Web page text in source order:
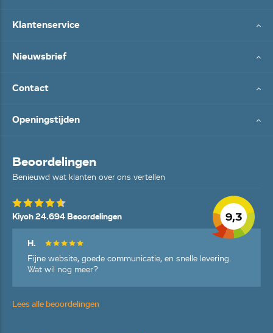
Klantenservice
Nieuwsbrief
Contact
Openingstijden
Beoordelingen
Benieuwd wat klanten over ons vertellen
9,3
Kiyoh 24.694 Beoordelingen
H.
Fijne website, goede communicatie, en snelle levering.
Wat wil nog meer?
Lees alle beoordelingen